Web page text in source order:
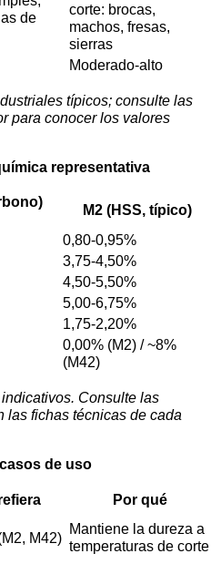
de
corte: brocas,
machos, fresas,
sierras
Moderado-alto
típicos; consulte las
para conocer los valores
representativa
M2 (HSS, típico)
0,80-0,95%
3,75-4,50%
4,50-5,50%
5,00-6,75%
1,75-2,20%
0,00% (M2) / ~8%
(M42)
Consulte las
las fichas técnicas de cada
de uso
Por qué
M42)
Mantiene la dureza a
temperaturas de corte